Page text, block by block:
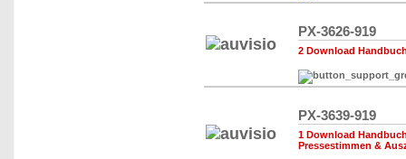
PX-3626-919
2 Download
PX-3639-919
1 Download
Pressestimmen &